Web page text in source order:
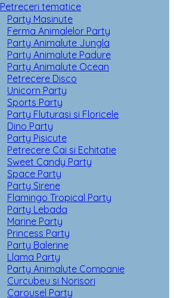
Petreceri tematice
Party Masinute
Ferma Animalelor Party
Party Animalute Jungla
Party Animalute Padure
Party Animalute Ocean
Petrecere Disco
Unicorn Party
Sports Party
Party Fluturasi si Floricele
Dino Party
Party Pisicute
Petrecere Cai si Echitatie
Sweet Candy Party
Space Party
Party Sirene
Flamingo Tropical Party
Party Lebada
Marine Party
Princess Party
Party Balerine
Llama Party
Party Animalute Companie
Curcubeu si Norisori
Carousel Party